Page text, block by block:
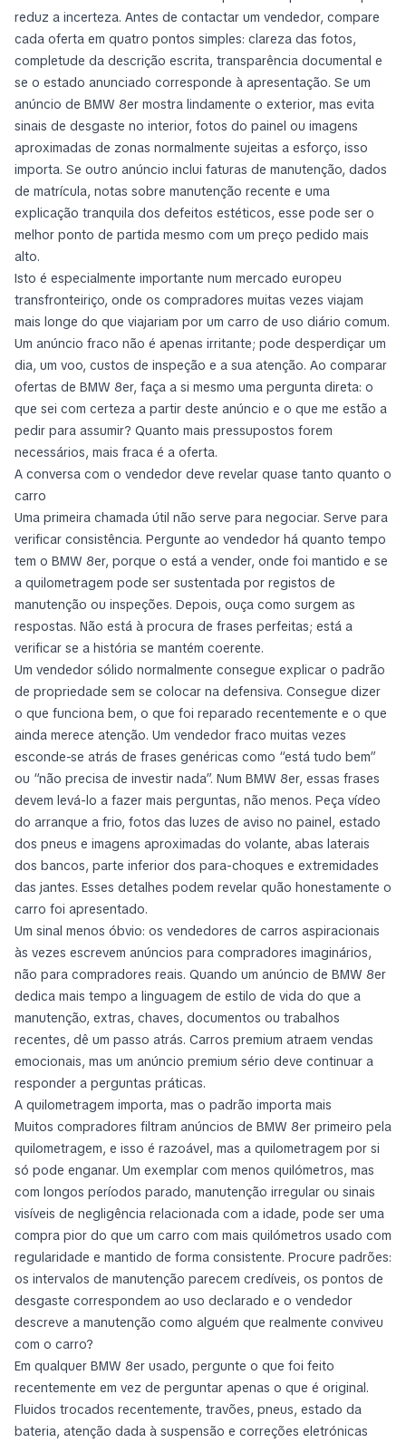
reduz a incerteza. Antes de contactar um vendedor, compare
cada oferta em quatro pontos simples: clareza das fotos,
completude da descrição escrita, transparência documental e
se o estado anunciado corresponde à apresentação. Se um
anúncio de BMW 8er mostra lindamente o exterior, mas evita
sinais de desgaste no interior, fotos do painel ou imagens
aproximadas de zonas normalmente sujeitas a esforço, isso
importa. Se outro anúncio inclui faturas de manutenção, dados
de matrícula, notas sobre manutenção recente e uma
explicação tranquila dos defeitos estéticos, esse pode ser o
melhor ponto de partida mesmo com um preço pedido mais
alto.
Isto é especialmente importante num mercado europeu
transfronteiriço, onde os compradores muitas vezes viajam
mais longe do que viajariam por um carro de uso diário comum.
Um anúncio fraco não é apenas irritante; pode desperdiçar um
dia, um voo, custos de inspeção e a sua atenção. Ao comparar
ofertas de BMW 8er, faça a si mesmo uma pergunta direta: o
que sei com certeza a partir deste anúncio e o que me estão a
pedir para assumir? Quanto mais pressupostos forem
necessários, mais fraca é a oferta.
A conversa com o vendedor deve revelar quase tanto quanto o
carro
Uma primeira chamada útil não serve para negociar. Serve para
verificar consistência. Pergunte ao vendedor há quanto tempo
tem o BMW 8er, porque o está a vender, onde foi mantido e se
a quilometragem pode ser sustentada por registos de
manutenção ou inspeções. Depois, ouça como surgem as
respostas. Não está à procura de frases perfeitas; está a
verificar se a história se mantém coerente.
Um vendedor sólido normalmente consegue explicar o padrão
de propriedade sem se colocar na defensiva. Consegue dizer
o que funciona bem, o que foi reparado recentemente e o que
ainda merece atenção. Um vendedor fraco muitas vezes
esconde-se atrás de frases genéricas como “está tudo bem”
ou “não precisa de investir nada”. Num BMW 8er, essas frases
devem levá-lo a fazer mais perguntas, não menos. Peça vídeo
do arranque a frio, fotos das luzes de aviso no painel, estado
dos pneus e imagens aproximadas do volante, abas laterais
dos bancos, parte inferior dos para-choques e extremidades
das jantes. Esses detalhes podem revelar quão honestamente o
carro foi apresentado.
Um sinal menos óbvio: os vendedores de carros aspiracionais
às vezes escrevem anúncios para compradores imaginários,
não para compradores reais. Quando um anúncio de BMW 8er
dedica mais tempo a linguagem de estilo de vida do que a
manutenção, extras, chaves, documentos ou trabalhos
recentes, dê um passo atrás. Carros premium atraem vendas
emocionais, mas um anúncio premium sério deve continuar a
responder a perguntas práticas.
A quilometragem importa, mas o padrão importa mais
Muitos compradores filtram anúncios de BMW 8er primeiro pela
quilometragem, e isso é razoável, mas a quilometragem por si
só pode enganar. Um exemplar com menos quilómetros, mas
com longos períodos parado, manutenção irregular ou sinais
visíveis de negligência relacionada com a idade, pode ser uma
compra pior do que um carro com mais quilómetros usado com
regularidade e mantido de forma consistente. Procure padrões:
os intervalos de manutenção parecem credíveis, os pontos de
desgaste correspondem ao uso declarado e o vendedor
descreve a manutenção como alguém que realmente conviveu
com o carro?
Em qualquer BMW 8er usado, pergunte o que foi feito
recentemente em vez de perguntar apenas o que é original.
Fluidos trocados recentemente, travões, pneus, estado da
bateria, atenção dada à suspensão e correções eletrónicas